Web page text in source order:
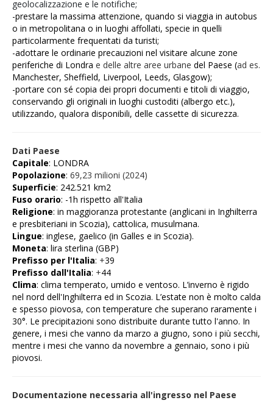
geolocalizzazione e le notifiche;
-prestare la massima attenzione, quando si viaggia in autobus
o in metropolitana o in luoghi affollati, specie in quelli
particolarmente frequentati da turisti;
-adottare le ordinarie precauzioni nel visitare alcune zone
periferiche di Londra e delle altre aree urbane del Paese (ad es.
Manchester, Sheffield, Liverpool, Leeds, Glasgow);
-portare con sé copia dei propri documenti e titoli di viaggio,
conservando gli originali in luoghi custoditi (albergo etc.),
utilizzando, qualora disponibili, delle cassette di sicurezza.
Dati Paese
Capitale: LONDRA
Popolazione: 69,23 milioni (2024)
Superficie: 242.521 km2
Fuso orario: -1h rispetto all'Italia
Religione: in maggioranza protestante (anglicani in Inghilterra
e presbiteriani in Scozia), cattolica, musulmana.
Lingue: inglese, gaelico (in Galles e in Scozia).
Moneta: lira sterlina (GBP)
Prefisso per l'Italia: +39
Prefisso dall'Italia: +44
Clima: clima temperato, umido e ventoso. L’inverno è rigido
nel nord dell'Inghilterra ed in Scozia. L’estate non è molto calda
e spesso piovosa, con temperature che superano raramente i
30°. Le precipitazioni sono distribuite durante tutto l'anno. In
genere, i mesi che vanno da marzo a giugno, sono i più secchi,
mentre i mesi che vanno da novembre a gennaio, sono i più
piovosi.
Documentazione necessaria all'ingresso nel Paese